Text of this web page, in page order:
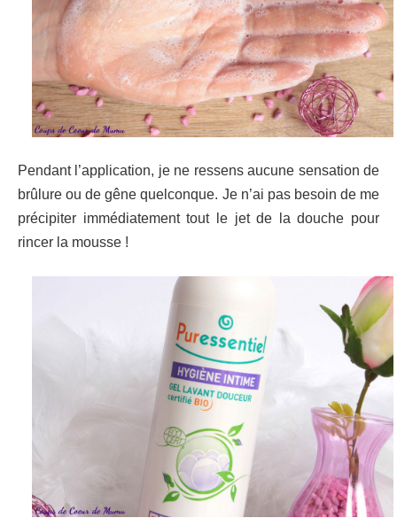
Pendant l’application, je ne ressens aucune sensation de
brûlure ou de gêne quelconque. Je n’ai pas besoin de me
précipiter immédiatement tout le jet de la douche pour
rincer la mousse !